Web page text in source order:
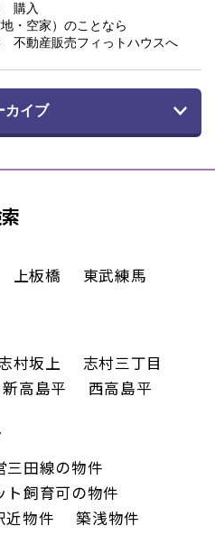
購入
・空家）のことなら
不動産販売フィっトハウスへ
カイブ
上板橋
東武練馬
村坂上
志村三丁目
新高島平 西高島平
三田線の物件
ト飼育可の物件
近物件
築浅物件